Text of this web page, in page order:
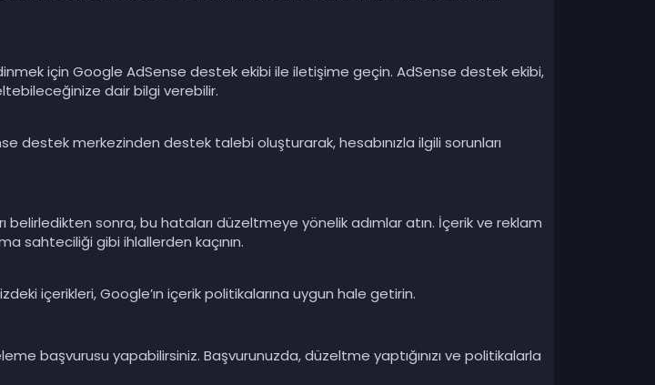
için Google AdSense destek ekibi ile iletişime geçin. AdSense destek ekibi,
dair bilgi verebilir.
destek merkezinden destek talebi oluşturarak, hesabınızla ilgili sorunları
belirledikten sonra, bu hataları düzeltmeye yönelik adımlar atın. İçerik ve reklam
sahteciliği gibi ihlallerden kaçının.
içerikleri, Google’ın içerik politikalarına uygun hale getirin.
başvurusu yapabilirsiniz. Başvurunuzda, düzeltme yaptığınızı ve politikalarla